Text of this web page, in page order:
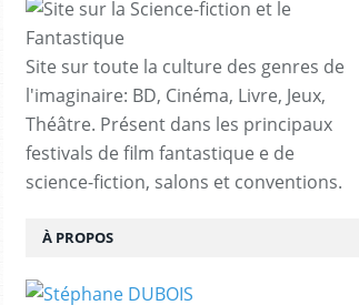
Site sur toute la culture des genres de
l'imaginaire: BD, Cinéma, Livre, Jeux,
Théâtre. Présent dans les principaux
festivals de film fantastique e de
science-fiction, salons et conventions.
À PROPOS